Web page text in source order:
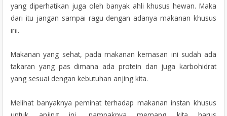
yang diperhatikan juga oleh banyak ahli khusus hewan. Maka
dari itu jangan sampai ragu dengan adanya makanan khusus
ini.
Makanan yang sehat, pada makanan kemasan ini sudah ada
takaran yang pas dimana ada protein dan juga karbohidrat
yang sesuai dengan kebutuhan anjing kita.
Melihat banyaknya peminat terhadap makanan instan khusus